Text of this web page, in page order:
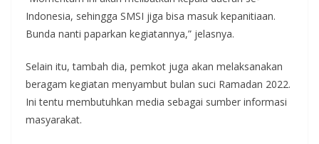
Indonesia, sehingga SMSI jiga bisa masuk kepanitiaan.
Bunda nanti paparkan kegiatannya,” jelasnya.
Selain itu, tambah dia, pemkot juga akan melaksanakan
beragam kegiatan menyambut bulan suci Ramadan 2022.
Ini tentu membutuhkan media sebagai sumber informasi
masyarakat.